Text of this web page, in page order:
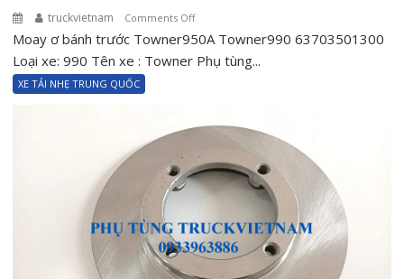
truckvietnam Comments Offon
Moay
ơ
Towner990
63703501300
Moay ơ bánh trước Towner950A Towner990 63703501300
Loại xe: 990 Tên xe : Towner Phụ tùng...
XE TẢI NHẸ TRUNG QUỐC